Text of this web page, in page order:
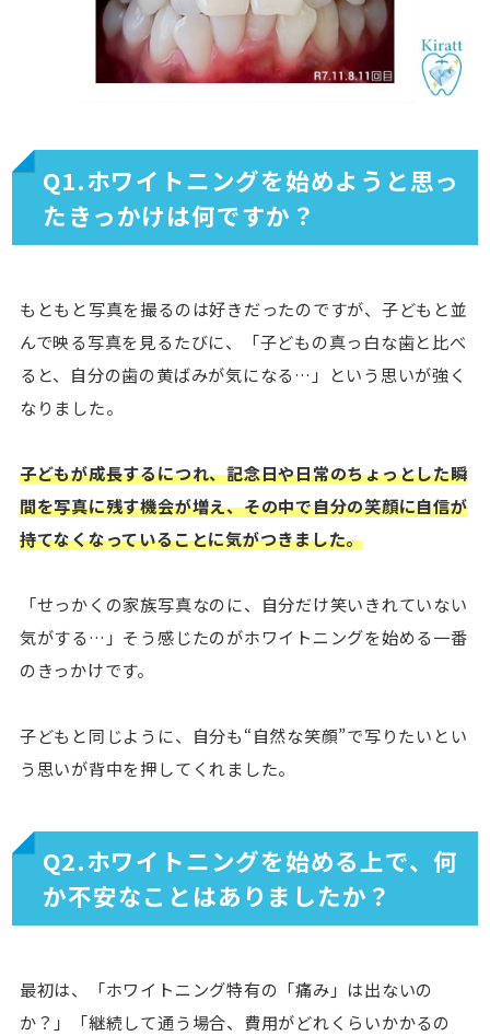
Q1.ホワイトニングを始めようと思っ
たきっかけは何ですか？
もともと写真を撮るのは好きだったのですが、子どもと並
んで映る写真を見るたびに、「子どもの真っ白な歯と比べ
ると、自分の歯の黄ばみが気になる…」という思いが強く
なりました。
子どもが成長するにつれ、記念日や日常のちょっとした瞬
間を写真に残す機会が増え、その中で自分の笑顔に自信が
持てなくなっていることに気がつきました。
「せっかくの家族写真なのに、自分だけ笑いきれていない
気がする…」そう感じたのがホワイトニングを始める一番
のきっかけです。
子どもと同じように、自分も“自然な笑顔”で写りたいとい
う思いが背中を押してくれました。
Q2.ホワイトニングを始める上で、何
か不安なことはありましたか？
最初は、「ホワイトニング特有の「痛み」は出ないの
か？」「継続して通う場合、費用がどれくらいかかるの